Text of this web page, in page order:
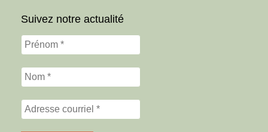
Suivez notre actualité